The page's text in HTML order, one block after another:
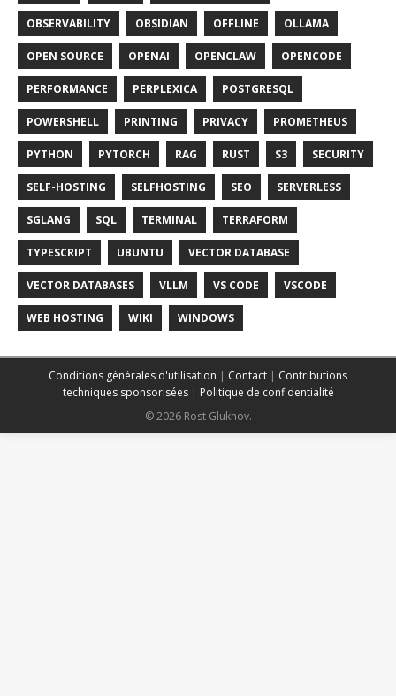
OBSERVABILITY OBSIDIAN OFFLINE OLLAMA
OPEN SOURCE OPENAI OPENCLAW OPENCODE
PERFORMANCE PERPLEXICA POSTGRESQL
POWERSHELL PRINTING PRIVACY PROMETHEUS
PYTHON PYTORCH RAG RUST S3 SECURITY
SELF-HOSTING SELFHOSTING SEO SERVERLESS
SGLANG SQL TERMINAL TERRAFORM
TYPESCRIPT UBUNTU VECTOR DATABASE
VECTOR DATABASES VLLM VS CODE VSCODE
WEB HOSTING WIKI WINDOWS
Conditions générales d'utilisation Contact
Contributions
techniques sponsorisées| Politique de confidentialité
© 2026 Rost Glukhov.